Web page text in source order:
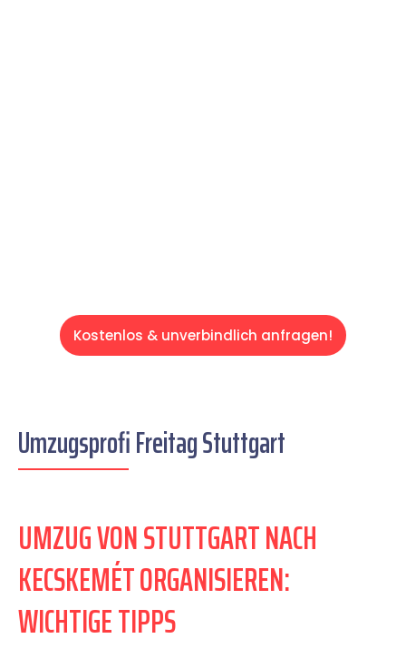
Kostenlos & unverbindlich anfragen!
Umzugsprofi Freitag Stuttgart
UMZUG VON STUTTGART NACH
KECSKEMÉT ORGANISIEREN:
WICHTIGE TIPPS